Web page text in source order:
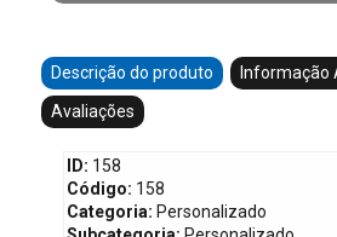
Descrição do produto
Informação
Avaliações
ID: 158
Código: 158
Categoria: Personalizado